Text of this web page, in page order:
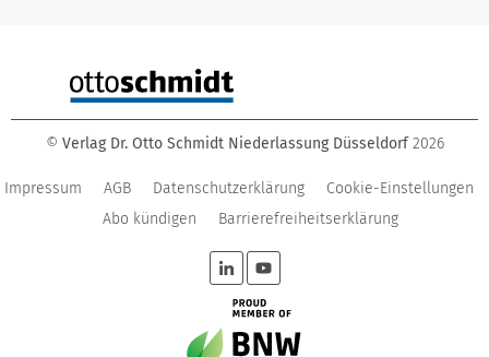
© Verlag Dr. Otto Schmidt Niederlassung Düsseldorf 2026
Impressum AGB Datenschutzerklärung
Cookie-Einstellungen
Abo kündigen
Barrierefreiheitserklärung